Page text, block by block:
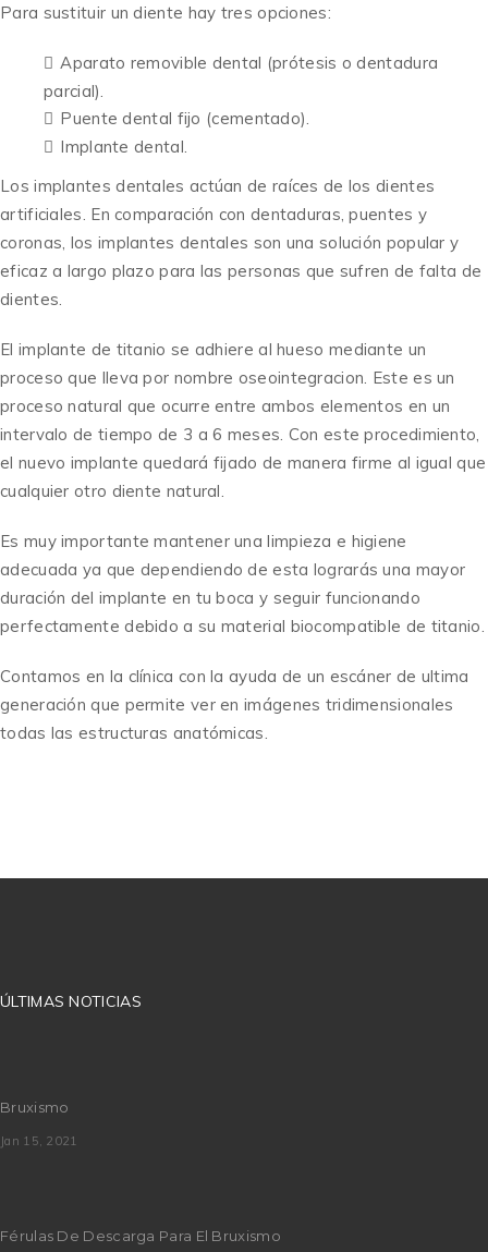
Para sustituir un diente hay tres opciones:
Aparato removible dental (prótesis o dentadura
parcial).
Puente dental fijo (cementado).
Implante dental.
Los implantes dentales actúan de raíces de los dientes
artificiales. En comparación con dentaduras, puentes y
coronas, los implantes dentales son una solución popular y
eficaz a largo plazo para las personas que sufren de falta de
dientes.
El implante de titanio se adhiere al hueso mediante un
proceso que lleva por nombre oseointegracion. Este es un
proceso natural que ocurre entre ambos elementos en un
intervalo de tiempo de 3 a 6 meses. Con este procedimiento,
el nuevo implante quedará fijado de manera firme al igual que
cualquier otro diente natural.
Es muy importante mantener una limpieza e higiene
adecuada ya que dependiendo de esta lograrás una mayor
duración del implante en tu boca y seguir funcionando
perfectamente debido a su material biocompatible de titanio.
Contamos en la clínica con la ayuda de un escáner de ultima
generación que permite ver en imágenes tridimensionales
todas las estructuras anatómicas.
ÚLTIMAS NOTICIAS
Bruxismo
Jan 15, 2021
Férulas De Descarga Para El Bruxismo